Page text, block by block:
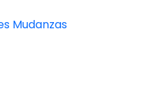
Mudanzas